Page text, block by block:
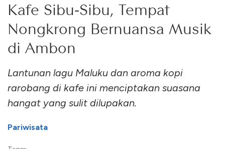
Kafe Sibu-Sibu, Tempat
Nongkrong Bernuansa Musik
di Ambon
Lantunan lagu Maluku dan aroma kopi
rarobang di kafe ini menciptakan suasana
hangat yang sulit dilupakan.
Pariwisata